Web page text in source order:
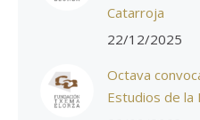
Catarroja
22/12/2025
Octava
Estudios de la